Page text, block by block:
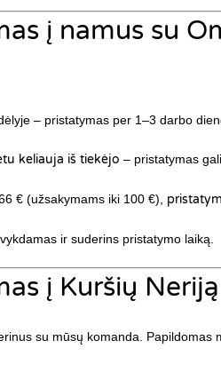
į namus su
– pristatymas per 1–3 darbo
keliauja iš tiekėjo – pristatymas
€ (užsakymams iki 100 €),
ir suderins pristatymo laiką.
į Kuršių Neriją
su mūsų komanda. Papildomas